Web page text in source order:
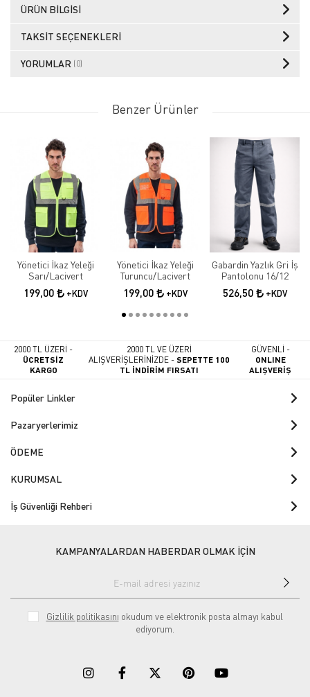
ÜRÜN BILGISI
TAKSIT SEÇENEKLERI
YORUMLAR (0)
Benzer Ürünler
Yönetici İkaz Yeleği
Sarı/Lacivert
199,00 +KDV
Yönetici İkaz Yeleği
Turuncu/Lacivert
199,00 +KDV
Gabardin Yazlık Gri İş
Pantolonu 16/12
526,50 +KDV
2000 TL ÜZERİ -
ÜCRETSİZ
KARGO
2000 TL VE ÜZERİ
ALIŞVERİŞLERİNİZDE -SEPETTE 100
TL İNDİRİM FIRSATI
GÜVENLİ -
ONLINE
ALIŞVERİŞ
Popüler Linkler
Pazaryerlerimiz
ÖDEME
KURUMSAL
İş Güvenliği Rehberi
KAMPANYALARDAN HABERDAR OLMAK İÇİN
Gizlilik politikasını okudum ve elektronik posta almayı kabul
ediyorum.